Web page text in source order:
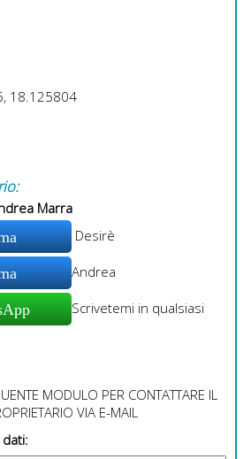
18.125804
Marra
Desirè
Andrea
Scrivetemi in qualsiasi
MODULO PER CONTATTARE IL
VIA E-MAIL